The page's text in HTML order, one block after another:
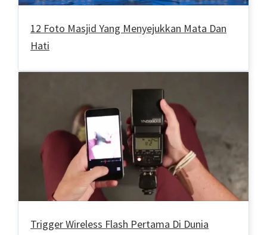
12 Foto Masjid Yang Menyejukkan Mata Dan
Hati
Trigger Wireless Flash Pertama Di Dunia